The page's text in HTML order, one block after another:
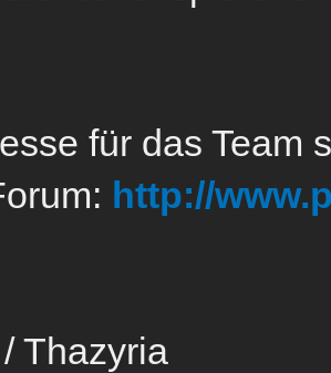
für das Team
http://
Thazyria